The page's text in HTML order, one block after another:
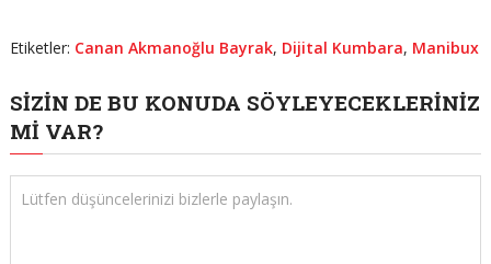
Etiketler: Canan Akmanoğlu Bayrak, Dijital Kumbara, Manibux
SIZIN DE BU KONUDA SÖYLEYECEKLERINIZ
MI VAR?